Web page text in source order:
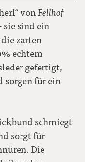
vonFellhof
sie sind ein
zarten
echtem
gefertigt,
sorgen für ein
schmiegt
sorgt für
Die